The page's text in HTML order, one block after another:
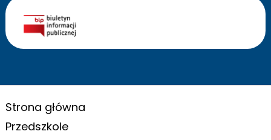
Strona główna
Przedszkole